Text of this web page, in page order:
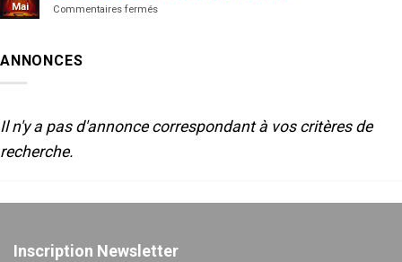
amateur
Mai Commentaires ferméssur
ANNONCES
Il n'y a pas d'annonce correspondant à vos critères de
recherche.
Inscription Newsletter